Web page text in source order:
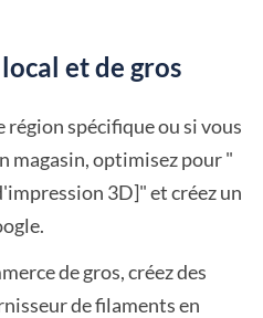
et de gros
région spécifique ou si vous
magasin, optimisez pour "
3D]" et créez un
de gros, créez des
de filaments en